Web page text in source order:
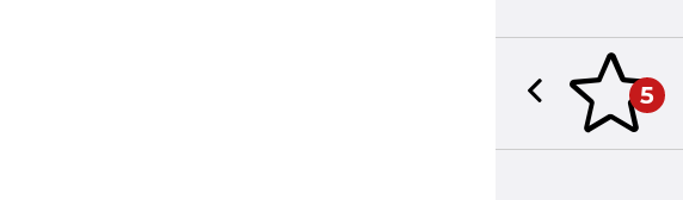
5
Previous slide